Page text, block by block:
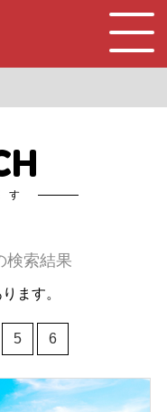
す
検索結果
ます。
5 6